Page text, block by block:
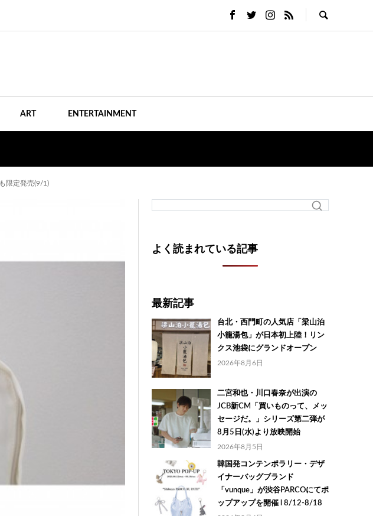
ART ENTERTAINMENT
限定発売(9/1)
よく読まれている記事
最新記事
台北・西門町の人気店「梁山泊
小籠湯包」が日本初上陸！リン
クス池袋にグランドオープン
2026年8月6日
二宮和也・川口春奈が出演の
JCB新CM「買いものって、メッ
セージだ。」シリーズ第二弾が
8月5日(水)より放映開始
2026年8月5日
韓国発コンテンポラリー・デザ
イナーバッグブランド
「vunque」が渋谷PARCOにてポ
ップアップを開催 l 8/12-8/18